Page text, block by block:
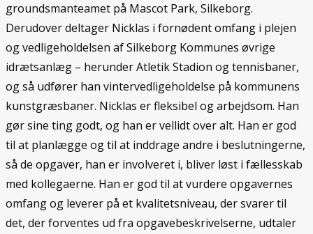
groundsmanteamet på Mascot Park, Silkeborg.
Derudover deltager Nicklas i fornødent omfang i plejen
og vedligeholdelsen af Silkeborg Kommunes øvrige
idrætsanlæg – herunder Atletik Stadion og tennisbaner,
og så udfører han vintervedligeholdelse på kommunens
kunstgræsbaner. Nicklas er fleksibel og arbejdsom. Han
gør sine ting godt, og han er vellidt over alt. Han er god
til at planlægge og til at inddrage andre i beslutningerne,
så de opgaver, han er involveret i, bliver løst i fællesskab
med kollegaerne. Han er god til at vurdere opgavernes
omfang og leverer på et kvalitetsniveau, der svarer til
det, der forventes ud fra opgavebeskrivelserne, udtaler